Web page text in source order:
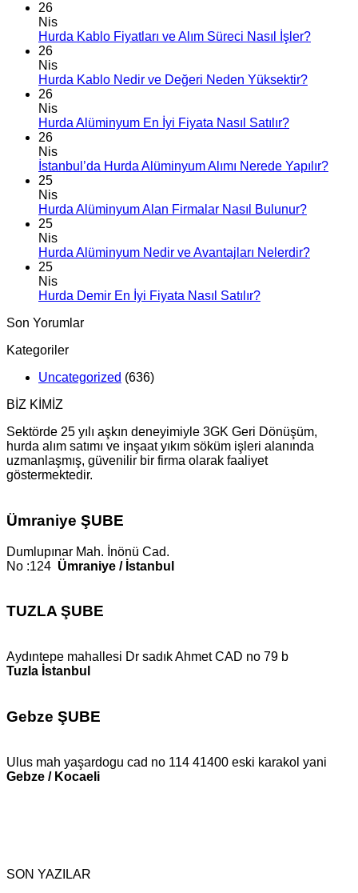
26
Nis
Hurda Kablo Fiyatları ve Alım Süreci Nasıl İşler?
26
Nis
Hurda Kablo Nedir ve Değeri Neden Yüksektir?
26
Nis
Hurda Alüminyum En İyi Fiyata Nasıl Satılır?
26
Nis
İstanbul’da Hurda Alüminyum Alımı Nerede Yapılır?
25
Nis
Hurda Alüminyum Alan Firmalar Nasıl Bulunur?
25
Nis
Hurda Alüminyum Nedir ve Avantajları Nelerdir?
25
Nis
Hurda Demir En İyi Fiyata Nasıl Satılır?
Son Yorumlar
Kategoriler
Uncategorized (636)
BİZ KİMİZ
Sektörde 25 yılı aşkın deneyimiyle 3GK Geri Dönüşüm,
hurda alım satımı ve inşaat yıkım söküm işleri alanında
uzmanlaşmış, güvenilir bir firma olarak faaliyet
göstermektedir.
Ümraniye ŞUBE
Dumlupınar Mah. İnönü Cad.
No :124 Ümraniye / İstanbul
TUZLA ŞUBE
Aydıntepe mahallesi Dr sadık Ahmet CAD no 79 b
Tuzla İstanbul
Gebze ŞUBE
Ulus mah yaşardogu cad no 114 41400 eski karakol yani
Gebze / Kocaeli
SON YAZILAR